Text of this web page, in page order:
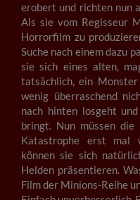
erobert und richten nun
Als sie vom Regisseur
Horrorfilm zu
Suche nach einem dazu
sie sich eines alten,
tatsächlich, ein
wenig überraschend
nach hinten losgeht
bringt. Nun müssen
Katastrophe erst mal
können sie sich
Helden präsentieren.
Film der Minions-Reihe